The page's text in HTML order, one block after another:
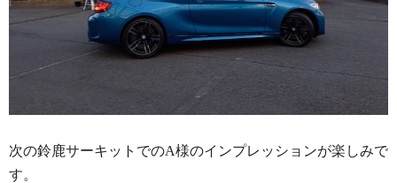
次の鈴鹿サーキットでのA様のインプレッションが楽しみで
す。